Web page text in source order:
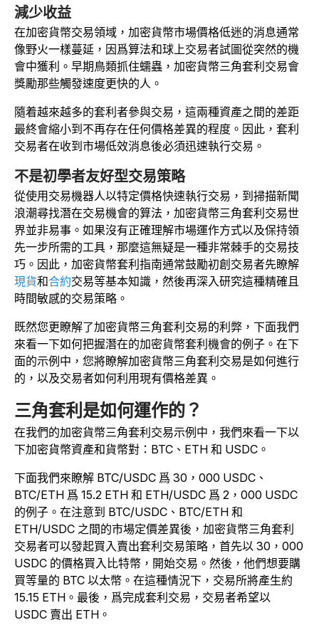
減少收益
在加密貨幣交易領域，加密貨幣市場價格低迷的消息通常
像野火一樣蔓延，因爲算法和球上交易者試圖從突然的機
會中獲利。早期鳥類抓住蠕蟲，加密貨幣三角套利交易會
獎勵那些觸發速度更快的人。
隨着越來越多的套利者參與交易，這兩種資產之間的差距
最終會縮小到不再存在任何價格差異的程度。因此，套利
交易者在收到市場低效消息後必須迅速執行交易。
不是初學者友好型交易策略
從使用交易機器人以特定價格快速執行交易，到掃描新聞
浪潮尋找潛在交易機會的算法，加密貨幣三角套利交易世
界並非易事。如果沒有正確理解市場運作方式以及保持領
先一步所需的工具，那麼這無疑是一種非常棘手的交易技
巧。因此，加密貨幣套利指南通常鼓勵初創交易者先瞭解
現貨和合約交易等基本知識，然後再深入研究這種精確且
時間敏感的交易策略。
既然您更瞭解了加密貨幣三角套利交易的利弊，下面我們
來看一下如何把握潛在的加密貨幣套利機會的例子。在下
面的示例中，您將瞭解加密貨幣三角套利交易是如何進行
的，以及交易者如何利用現有價格差異。
三角套利是如何運作的？
在我們的加密貨幣三角套利交易示例中，我們來看一下以
下加密貨幣資產和貨幣對：BTC、ETH 和 USDC。
下面我們來瞭解 BTC/USDC 爲 30，000 USDC、
BTC/ETH 爲 15.2 ETH 和 ETH/USDC 爲 2，000 USDC
的例子。在注意到 BTC/USDC、BTC/ETH 和
ETH/USDC 之間的市場定價差異後，加密貨幣三角套利
交易者可以發起買入賣出套利交易策略，首先以 30，000
USDC 的價格買入比特幣，開始交易。然後，他們想要購
買等量的 BTC 以太幣。在這種情況下，交易所將產生約
15.15 ETH。最後，爲完成套利交易，交易者希望以
USDC 賣出 ETH。